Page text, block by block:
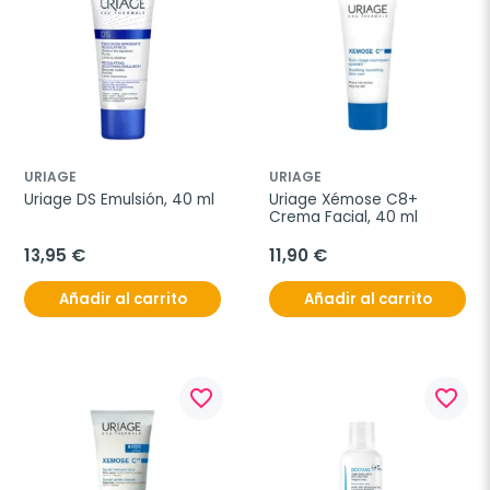
URIAGE
Uriage DS Emulsión, 40 ml
13,95 €
Añadir al carrito
URIAGE
Uriage Xémose C8+
Crema Facial, 40 ml
11,90 €
Añadir al carrito
favorite_border favorite_border